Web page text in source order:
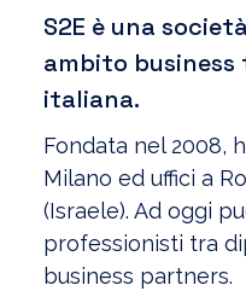
S2E è una
ambito business
italiana.
Fondata nel 2008,
Milano ed uffici a
(Israele). Ad oggi
professionisti tra
business partners.